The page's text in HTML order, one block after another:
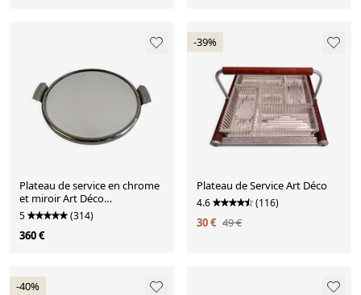
Plateau de service en chrome
et miroir Art Déco
tchécoslovaque, vers les
années 1930.
5 (314)
360 €
-39%
Plateau de Service Art Déco
4.6 (116)
30 € 49 €
-40%